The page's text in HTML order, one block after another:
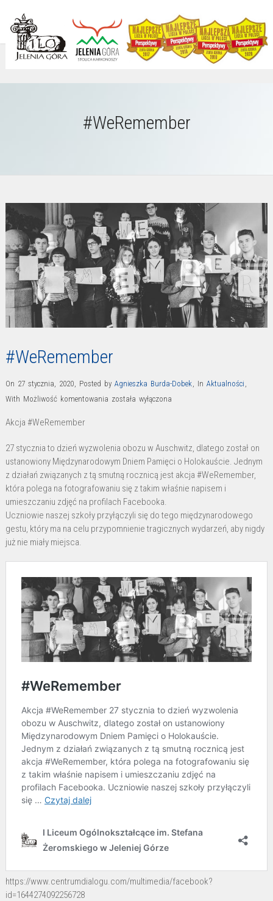
#WeRemember
#WeRemember
On 27 stycznia, 2020 Posted by Agnieszka Burda-Dobek In Aktualności
With Możliwość komentowania #WeRemember
została wyłączona
Akcja #WeRemember
27 stycznia to dzień wyzwolenia obozu w Auschwitz, dlatego został on
ustanowiony Międzynarodowym Dniem Pamięci o Holokauście. Jednym
z działań związanych z tą smutną rocznicą jest akcja #WeRemember,
która polega na fotografowaniu się z takim właśnie napisem i
umieszczaniu zdjęć na profilach Facebooka.
Uczniowie naszej szkoły przyłączyli się do tego międzynarodowego
gestu, który ma na celu przypomnienie tragicznych wydarzeń, aby nigdy
już nie miały miejsca.
https://www.centrumdialogu.com/multimedia/facebook?
id=1644274092256728